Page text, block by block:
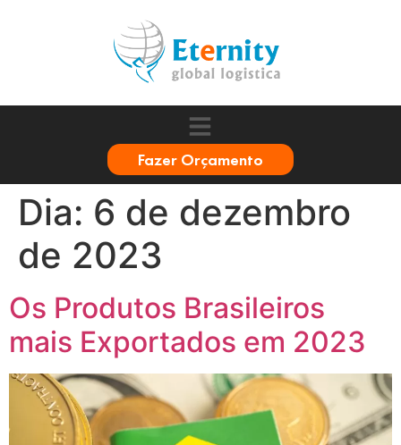
Fazer Orçamento
Dia: 6 de dezembro
de 2023
Os Produtos Brasileiros
mais Exportados em 2023